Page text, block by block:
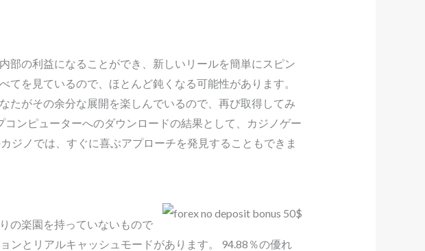
部の利益になることができ、新しいリールを簡単にスピン
を見ているので、ほとんど鈍くなる可能性があります。
たがその余分な展開を楽しんでいるので、再び取得してみ
ンピューターへのダウンロードの結果として、カジノゲー
ジノでは、すぐに喜ぶアプローチを発見することもできま
の楽園を持っていないもので
ンとリアルキャッシュモードがあります。 94.88％の優れ